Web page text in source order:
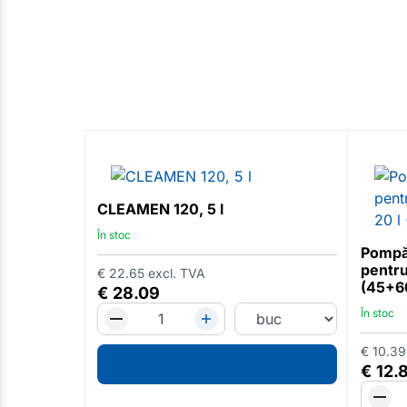
CLEAMEN 120, 5 l
În stoc
€ 28.09
€ 22.65 excl. TVA
În stoc
€
€ 10.39